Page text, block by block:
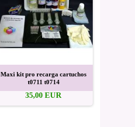
Maxi kit pro recarga cartuchos
t0711 t0714
35,00 EUR